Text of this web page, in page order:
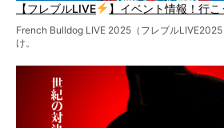
【フレブルLIVE 】イベント情報！行こ
French Bulldog LIVE 2025（フレブル
け。